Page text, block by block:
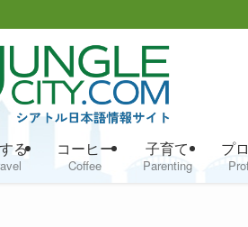
る コーヒー
Coffee
子育て
Parenting
プ